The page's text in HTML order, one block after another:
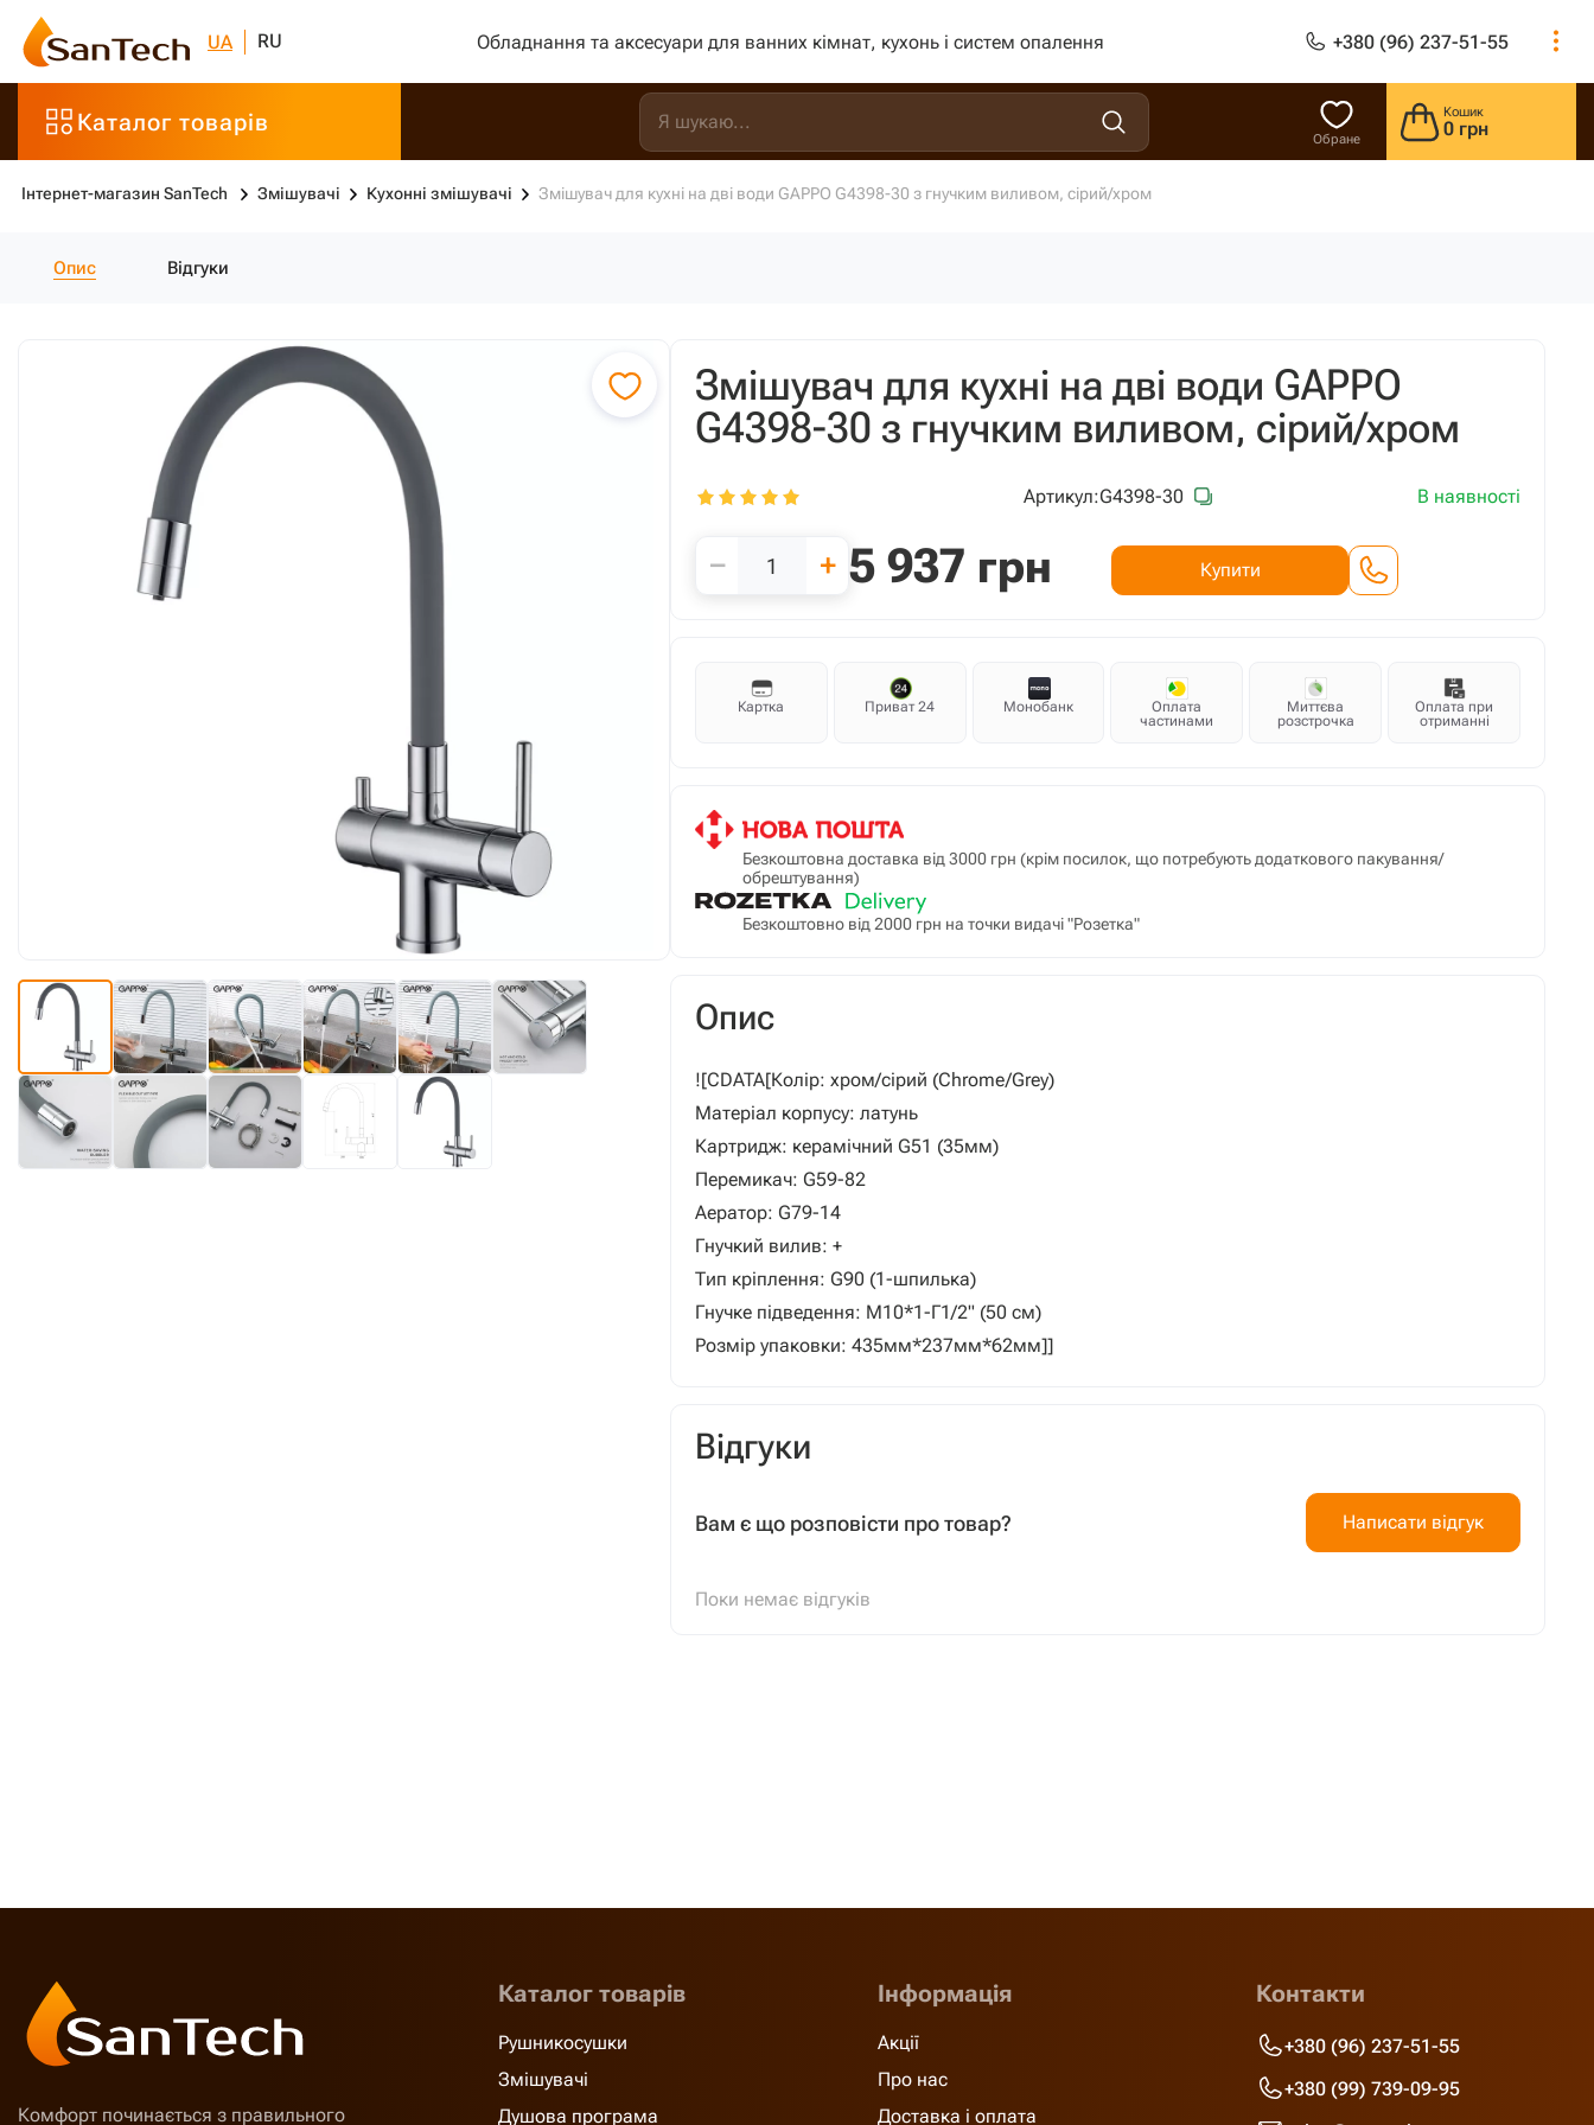
UA RU Обладнання та аксесуари для ванних кімнат, кухонь і систем опалення +380 (96) 237-51-55
Каталог товарів
Обране
Кошик
0 грн
Інтернет-магазин SanTech Змішувачі Кухонні змішувачі Змішувач для кухні на дві води GAPPO G4398-30 з гнучким виливом, сірий/хром
Опис Відгуки
Змішувач для кухні на дві води GAPPO
G4398-30 з гнучким виливом, сірий/хром
Артикул:G4398-30 В наявності
− + 5 937 грн Купити
Картка Приват 24 Монобанк
Оплата
частинами
Миттєва
розстрочка
Оплата при
отриманні
Безкоштовна доставка від 3000 грн (крім посилок, що потребують додаткового пакування/
обрештування)
Безкоштовно від 2000 грн на точки видачі "Розетка"
Опис
![CDATA[Колір: хром/сірий (Chrome/Grey)
Матеріал корпусу: латунь
Картридж: керамічний G51 (35мм)
Перемикач: G59-82
Аератор: G79-14
Гнучкий вилив: +
Тип кріплення: G90 (1-шпилька)
Гнучке підведення: М10*1-Г1/2" (50 см)
Розмір упаковки: 435мм*237мм*62мм]]
Відгуки
Вам є що розповісти про товар? Написати відгук
Поки немає відгуків
Комфорт починається з правильного
Каталог товарів
Рушникосушки
Змішувачі
Душова програма
Інформація
Акції
Про нас
Доставка і оплата
Контакти
+380 (96) 237-51-55
+380 (99) 739-09-95